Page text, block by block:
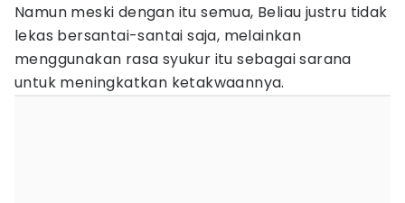
Namun meski dengan itu semua, Beliau justru tidak
lekas bersantai-santai saja, melainkan
menggunakan rasa syukur itu sebagai sarana
untuk meningkatkan ketakwaannya.